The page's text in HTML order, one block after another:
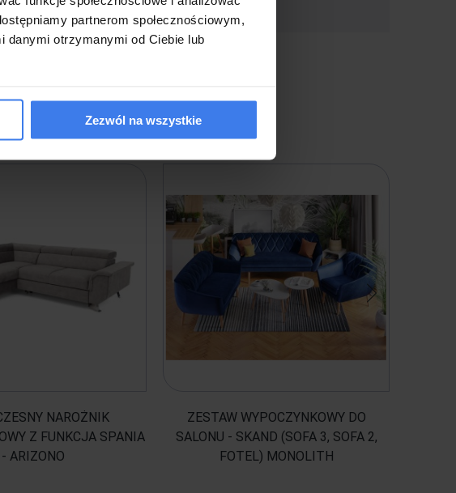
partnerom społecznościowym,
danymi otrzymanymi od Ciebie lub
Zezwól na wszystkie
NAROŻNIK
Z FUNKCJA SPANIA
- ARIZONO
ZESTAW WYPOCZYNKOWY DO
SALONU - SKAND (SOFA 3, SOFA 2,
FOTEL) MONOLITH